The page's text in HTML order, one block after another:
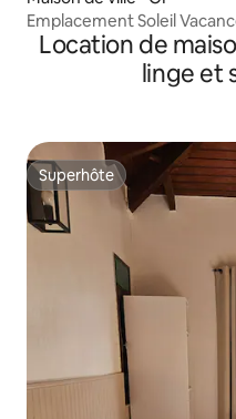
Emplacement Soleil
Location de
linge et
Superhôte
Superhôte